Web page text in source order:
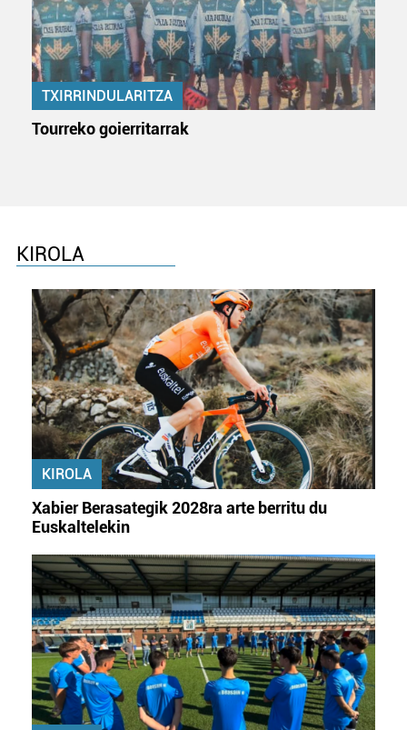
TXIRRINDULARITZA
Tourreko goierritarrak
KIROLA
KIROLA
Xabier Berasategik 2028ra arte berritu du
Euskaltelekin